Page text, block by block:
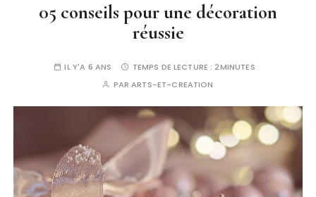
05 conseils pour une décoration
réussie
IL Y'A 6 ANS TEMPS DE LECTURE :2MINUTES
PARARTS-ET-CREATION